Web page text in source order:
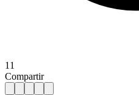
11
Compartir